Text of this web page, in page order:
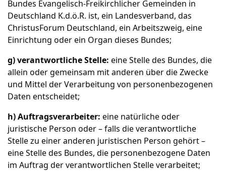
Bundes Evangelisch-Freikirchlicher Gemeinden in
Deutschland K.d.ö.R. ist, ein Landesverband, das
ChristusForum Deutschland, ein Arbeitszweig, eine
Einrichtung oder ein Organ dieses Bundes;
g) verantwortliche Stelle: eine Stelle des Bundes, die
allein oder gemeinsam mit anderen über die Zwecke
und Mittel der Verarbeitung von personenbezogenen
Daten entscheidet;
h) Auftragsverarbeiter: eine natürliche oder
juristische Person oder – falls die verantwortliche
Stelle zu einer anderen juristischen Person gehört –
eine Stelle des Bundes, die personenbezogene Daten
im Auftrag der verantwortlichen Stelle verarbeitet;